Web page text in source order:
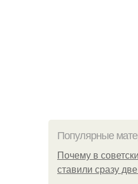
Популярные
Почему в
ставили сразу